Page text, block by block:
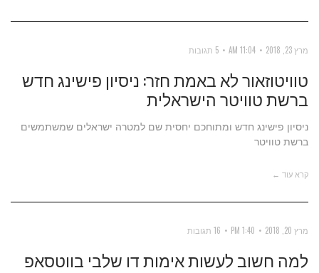
מרץ 23, 2018 11:04 AM 5 תגובות
טוויטוזאור לא באמת חזר: ניסיון פישינג חדש
ברשת טוויטר הישראלית
ניסיון פישינג חדש ומתוחכם יחסית שם למטרה ישראלים שמשתמשים
ברשת טוויטר
קרא עוד ←
מרץ 20, 2018 1:40 PM 16 תגובות
למה חשוב לעשות אימות דו שלבי בווטסאפ